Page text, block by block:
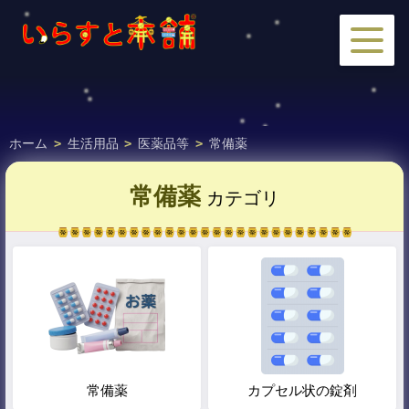
ホーム > 生活用品 > 医薬品等 > 常備薬
常備薬 カテゴリ
常備薬 カプセル状の錠剤